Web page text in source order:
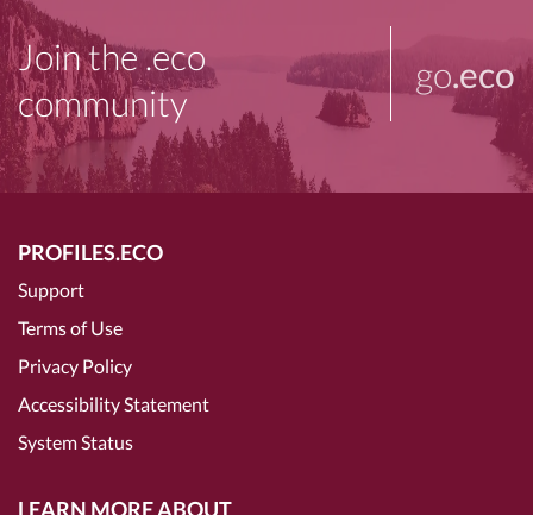
Join the .eco
community
go.eco
PROFILES.ECO
Support
Terms of Use
Privacy Policy
Accessibility Statement
System Status
LEARN MORE ABOUT